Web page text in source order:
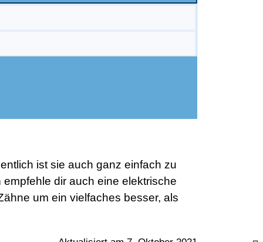
ist sie auch ganz einfach zu
empfehle dir auch eine elektrische
um ein vielfaches besser, als